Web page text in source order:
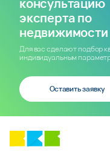
консультацию
эксперта по
недвижимости
Для вас сделают подбор
индивидуальным
Оставить заявку